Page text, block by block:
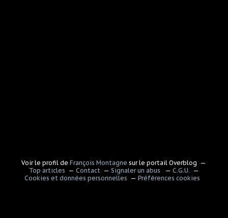
Voir le profil deFrançois Montagne sur le portail Overblog
Top articles
Contact Signaler un abus
C.G.U.
Cookies et données personnelles
Préférences cookies